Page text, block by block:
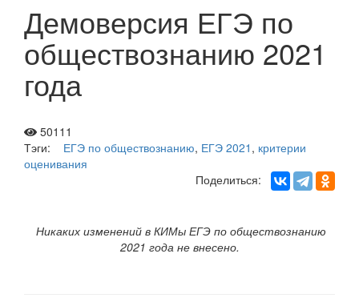
Демоверсия ЕГЭ по
обществознанию 2021
года
50111
Тэги:
ЕГЭ по обществознанию, ЕГЭ 2021 , критерии
оценивания
Поделиться:
Никаких изменений в КИМы ЕГЭ по обществознанию
2021 года не внесено.